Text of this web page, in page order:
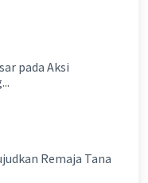
pada Aksi
Remaja Tana